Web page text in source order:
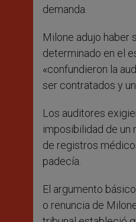
demanda.
Milone adujo haber
determinado en el
«confundieron la
ser contratados y
Los auditores
imposibilidad de un
de registros
padecía.
El argumento
o renuncia de